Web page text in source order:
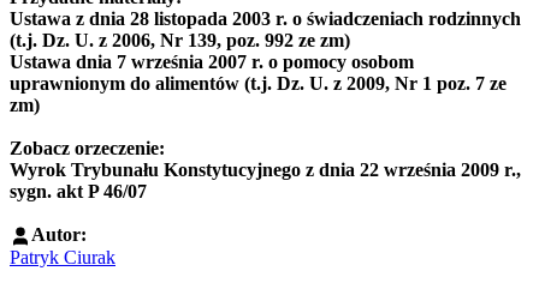
Ustawa z dnia 28 listopada 2003 r. o świadczeniach rodzinnych
(t.j. Dz. U. z 2006, Nr 139, poz. 992 ze zm)
Ustawa dnia 7 września 2007 r. o pomocy osobom
uprawnionym do alimentów (t.j. Dz. U. z 2009, Nr 1 poz. 7 ze
zm)
Zobacz orzeczenie:
Wyrok Trybunału Konstytucyjnego z dnia 22 września 2009 r.,
sygn. akt P 46/07
Autor:
Patryk Ciurak